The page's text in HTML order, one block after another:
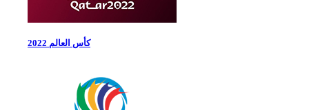
كأس العالم 2022